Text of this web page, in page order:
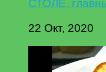
СТОЛЕ,
22 Окт, 2020